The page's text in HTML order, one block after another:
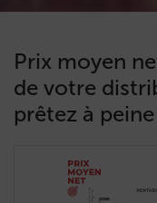
Prix moyen
de votre
prêtez à